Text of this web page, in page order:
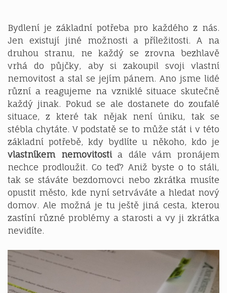
Bydlení je základní potřeba pro každého z nás.
Jen existují jiné možnosti a příležitosti. A na
druhou stranu, ne každý se zrovna bezhlavě
vrhá do půjčky, aby si zakoupil svoji vlastní
nemovitost a stal se jejím pánem. Ano jsme lidé
různí a reagujeme na vzniklé situace skutečně
každý jinak. Pokud se ale dostanete do zoufalé
situace, z které tak nějak není úniku, tak se
stébla chytáte. V podstatě se to může stát i v této
základní potřebě, kdy bydlíte u někoho, kdo je
vlastníkem nemovitostia dále vám pronájem
nechce prodloužit. Co teď? Aniž byste o to stáli,
tak se stáváte bezdomovci nebo zkrátka musíte
opustit město, kde nyní setrváváte a hledat nový
domov. Ale možná je tu ještě jiná cesta, kterou
zastíní různé problémy a starosti a vy ji zkrátka
nevidíte.